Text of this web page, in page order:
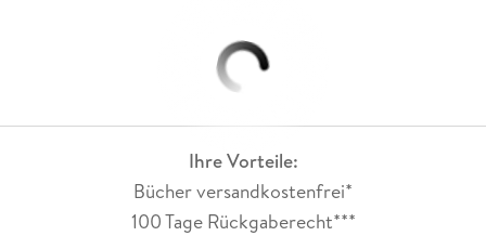
Ihre Vorteile:
Bücher versandkostenfrei*
100 Tage Rückgaberecht***